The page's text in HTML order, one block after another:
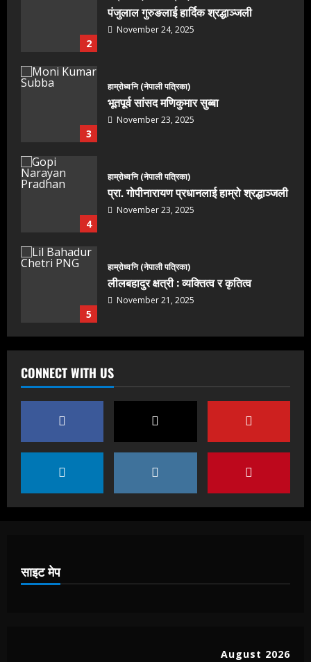
2
पंजुलाल गुरुङलाई हार्दिक श्रद्धाञ्जली
November 24, 2025
3
हाम्रोध्वनि (नेपाली पत्रिका)
भूतपूर्व सांसद मणिकुमार सुब्बा
November 23, 2025
4
हाम्रोध्वनि (नेपाली पत्रिका)
प्रा. गोपीनारायण प्रधानलाई हाम्रो श्रद्धाञ्जली
November 23, 2025
5
हाम्रोध्वनि (नेपाली पत्रिका)
लीलबहादुर क्षत्री : व्यक्तित्व र कृतित्व
November 21, 2025
1
हाम्रोध्वनि (नेपाली पत्रिका)
समन्वयकी साँघु गीता उपाध्यायलाई हार्दिक
श्रद्धाञ्जलि
2
November 24, 2025
3
CONNECT WITH US
साइट मेप
August 2026